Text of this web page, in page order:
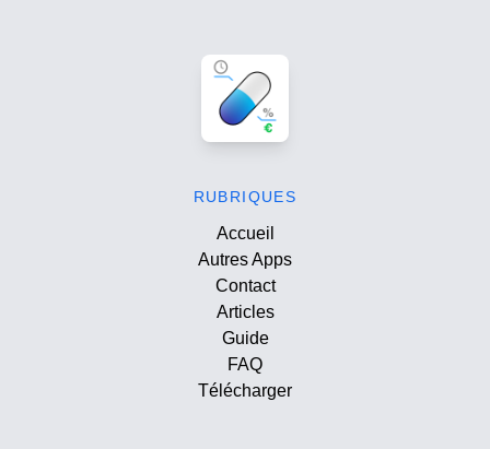
RUBRIQUES
Accueil
Autres Apps
Contact
Articles
Guide
FAQ
Télécharger